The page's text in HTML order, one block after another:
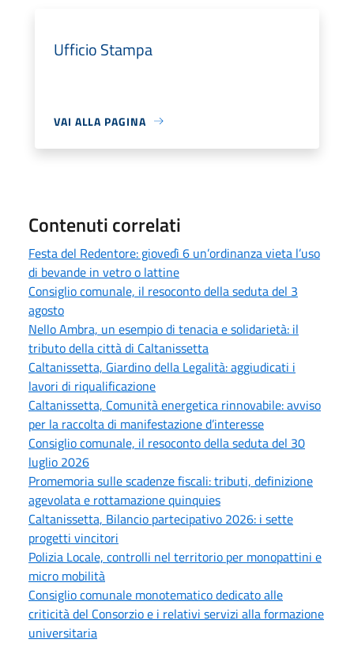
Ufficio Stampa
VAI ALLA PAGINA
Contenuti correlati
Festa del Redentore: giovedì 6 un’ordinanza vieta l’uso
di bevande in vetro o lattine
Consiglio comunale, il resoconto della seduta del 3
agosto
Nello Ambra, un esempio di tenacia e solidarietà: il
tributo della città di Caltanissetta
Caltanissetta, Giardino della Legalità: aggiudicati i
lavori di riqualificazione
Caltanissetta, Comunità energetica rinnovabile: avviso
per la raccolta di manifestazione d’interesse
Consiglio comunale, il resoconto della seduta del 30
luglio 2026
Promemoria sulle scadenze fiscali: tributi, definizione
agevolata e rottamazione quinquies
Caltanissetta, Bilancio partecipativo 2026: i sette
progetti vincitori
Polizia Locale, controlli nel territorio per monopattini e
micro mobilità
Consiglio comunale monotematico dedicato alle
criticità del Consorzio e i relativi servizi alla formazione
universitaria